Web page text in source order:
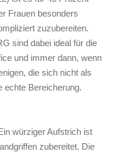
Frauen besonders
zuzubereiten.
sind dabei ideal für die
und immer dann, wenn
die sich nicht als
echte Bereicherung.
würziger Aufstrich ist
zubereitet. Die